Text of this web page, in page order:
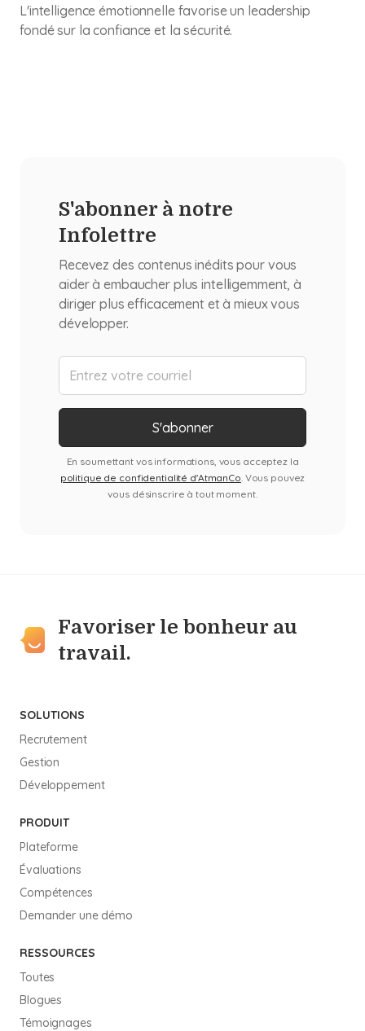
L'intelligence émotionnelle favorise un leadership
fondé sur la confiance et la sécurité.
S'abonner à notre
Infolettre
Recevez des contenus inédits pour vous
aider à embaucher plus intelligemment, à
diriger plus efficacement et à mieux vous
développer.
En soumettant vos informations, vous acceptez la
politique de confidentialité d'AtmanCo . Vous pouvez
vous désinscrire à tout moment.
Favoriser le bonheur au
travail.
SOLUTIONS
Recrutement
Gestion
Développement
PRODUIT
Plateforme
Évaluations
Compétences
Demander une démo
RESSOURCES
Toutes
Blogues
Témoignages